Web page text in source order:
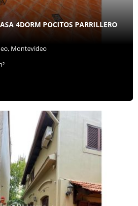
4DORM POCITOS PARRILLERO
Montevideo